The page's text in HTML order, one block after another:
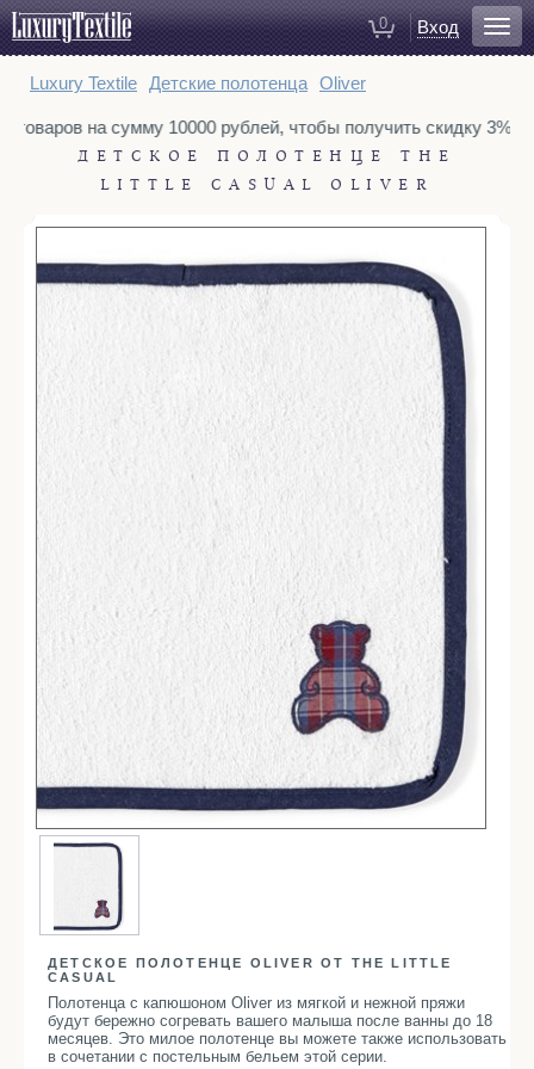
0 Вход
Для ванной
Полотенца
Коврики для ванной
Косметички
Для спальни
Постельное белье
Покрывала
Декоративные подушки
Домашняя одежда
Простыни
Наволочки
Балетки
Маски для сна
Пододеяльники
Подушки
Одеяла
Наматрасники
Для детей
Бортики в кроватку
Пеленки
Детские пледы
Детские одеяла
Luxury Textile Детские полотенца Oliver
товаров на сумму 10000 рублей, чтобы получить скидку 3%.
ДЕТСКОЕ ПОЛОТЕНЦЕ THE
LITTLE CASUAL OLIVER
ДЕТСКОЕ ПОЛОТЕНЦЕ OLIVER ОТ THE LITTLE
CASUAL
Полотенца с капюшоном Oliver из мягкой и нежной пряжи
будут бережно согревать вашего малыша после ванны до 18
месяцев. Это милое полотенце вы можете также использовать
в сочетании с постельным бельем этой серии.